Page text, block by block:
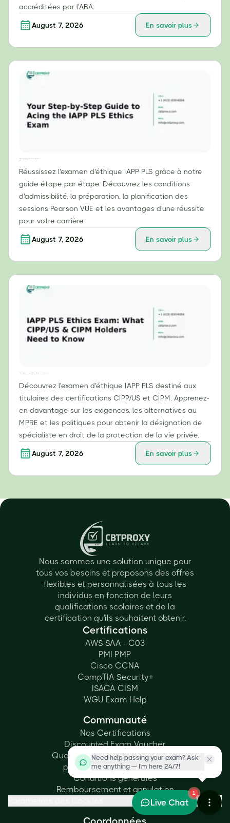
accréditées par l'ABA.
August 7, 2026 En savoir plus
Réussissez l'examen d'éthique IAPP PLS grâce à notre
guide étape par étape. Découvrez les conditions
d'admissibilité, la préparation, la planification des
sessions Pearson VUE et les avantages d'une réussite
pour votre carrière.
August 7, 2026 En savoir plus
Découvrez l'examen d'éthique IAPP PLS destiné aux
titulaires des certifications CIPP/US et CIPM. Apprenez-
en davantage sur les exigences, les alternatives au
MPRE et les politiques pour obtenir la désignation de
spécialiste en droit de la protection de la vie privée.
August 7, 2026 En savoir plus
Nous sommes une solution unique pour
tous vos besoins et proposons des offres
flexibles et personnalisées à tous les
individus en fonction de leurs
qualifications scolaires et de la
certification qu'ils souhaitent obtenir.
Certifications
AWS SAA - C03
PMI PMP
Cisco CCNA
CompTIA Security+
ISACA CISM
WGU Exam Help
Communauté
Nos Certifications
Discounted Exam Voucher
Questions fréquemment posées
politique de confidentialité
Conditions générales
Remboursement et annulation
Need help passing your exam? Ask
me anything — I'm here 24/7!
1
Live Chat